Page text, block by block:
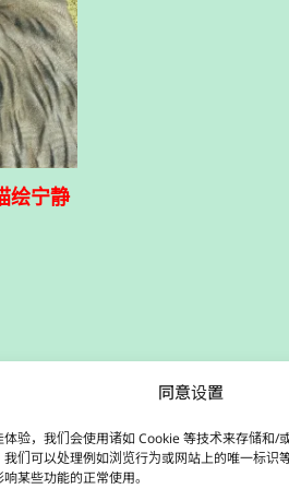
同意设置
验，我们会使用诸如 Cookie 等技术来存储和/
们可以处理例如浏览行为或网站上的唯一标识
某些功能的正常使用。
绘宁静